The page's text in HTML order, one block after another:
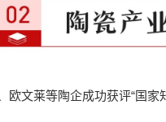
欧文莱等陶企成功获评“国家